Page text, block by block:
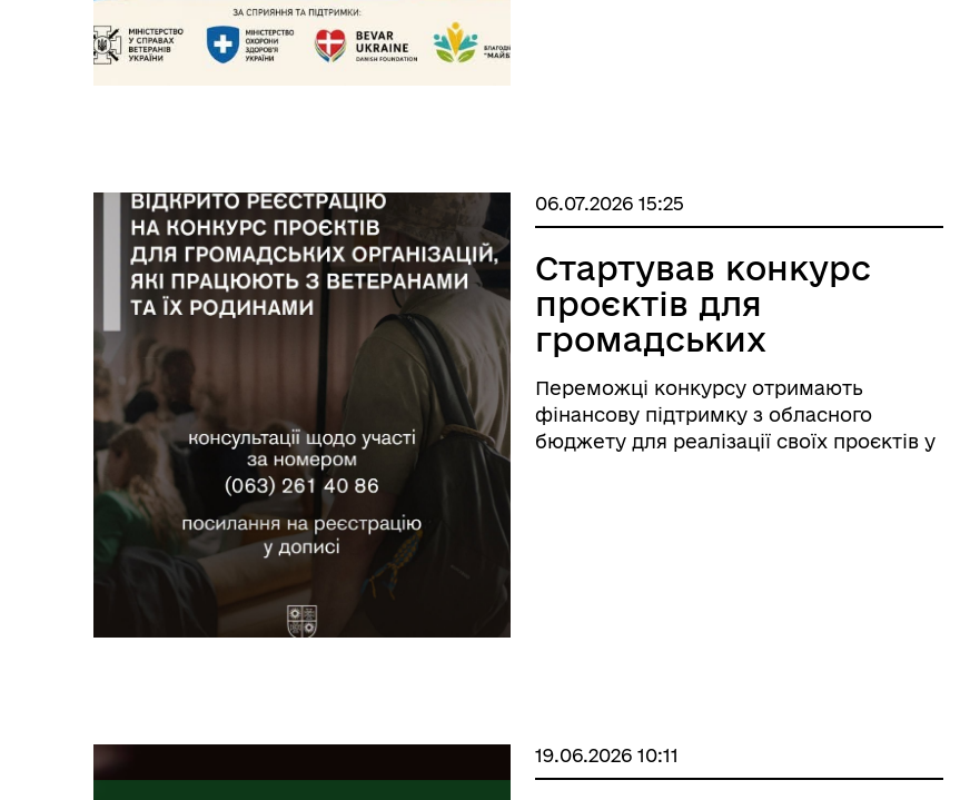
06.07.2026 15:25
Стартував конкурс
проєктів для
громадських
організацій, які
працюють із
ветеранами війни,
Переможці конкурсу отримають
фінансову підтримку з обласного
бюджету для реалізації своїх проєктів у
19.06.2026 10:11